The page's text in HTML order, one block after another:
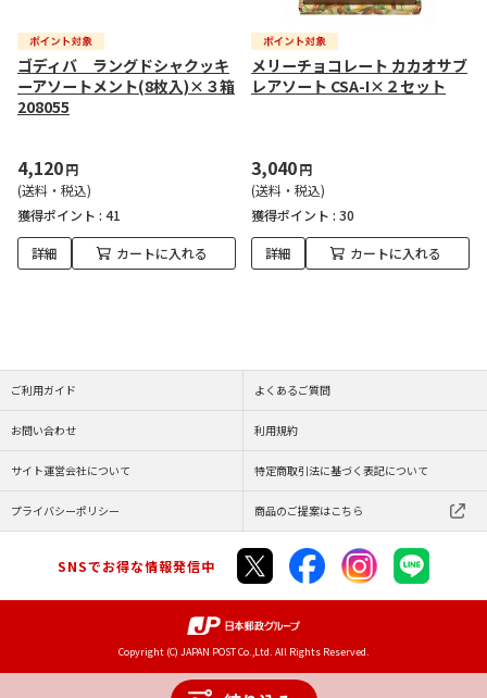
ゴディバ ラングドシャクッキ
ーアソートメント(8枚入)×３箱
208055
4,120円
(送料・税込)
獲得ポイント : 41
詳細 カートに入れる
メリーチョコレート カカオサブ
レアソート CSA-I×２セット
3,040円
(送料・税込)
獲得ポイント : 30
詳細 カートに入れる
ご利用ガイド よくあるご質問
お問い合わせ 利用規約
サイト運営会社について 特定商取引法に基づく表記について
プライバシーポリシー 商品のご提案はこちら
SNSでお得な情報発信中
Copyright (C) JAPAN POST Co.,Ltd. All Rights Reserved.